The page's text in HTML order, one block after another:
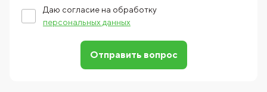
Даю согласие на обработку
персональных данных
Отправить вопрос